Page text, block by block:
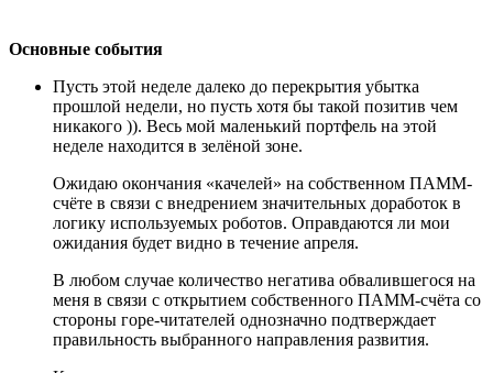
Основные события
Пусть этой неделе далеко до перекрытия убытка
прошлой недели, но пусть хотя бы такой позитив чем
никакого )). Весь мой маленький портфель на этой
неделе находится в зелёной зоне.
Ожидаю окончания «качелей» на собственном ПАММ-
счёте в связи с внедрением значительных доработок в
логику используемых роботов. Оправдаются ли мои
ожидания будет видно в течение апреля.
В любом случае количество негатива обвалившегося на
меня в связи с открытием собственного ПАММ-счёта со
стороны горе-читателей однозначно подтверждает
правильность выбранного направления развития.